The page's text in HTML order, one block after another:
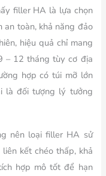
filler HA là lựa chọn
toàn, khả năng đảo
hiệu quả chỉ mang
– 12 tháng tùy cơ địa
hợp có túi mỡ lớn
là đối tượng lý tưởng
nên loại filler HA sử
kết chéo thấp, khả
hợp mô tốt để hạn